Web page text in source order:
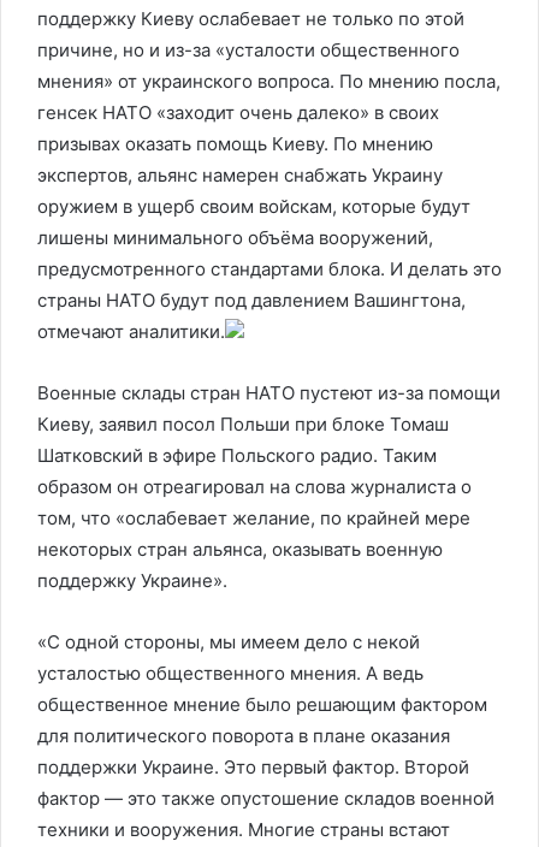
поддержку Киеву ослабевает не только по этой
причине, но и из-за «усталости общественного
мнения» от украинского вопроса. По мнению посла,
генсек НАТО «заходит очень далеко» в своих
призывах оказать помощь Киеву. По мнению
экспертов, альянс намерен снабжать Украину
оружием в ущерб своим войскам, которые будут
лишены минимального объёма вооружений,
предусмотренного стандартами блока. И делать это
страны НАТО будут под давлением Вашингтона,
отмечают аналитики.
Военные склады стран НАТО пустеют из-за помощи
Киеву, заявил посол Польши при блоке Томаш
Шатковский в эфире Польского радио. Таким
образом он отреагировал на слова журналиста о
том, что «ослабевает желание, по крайней мере
некоторых стран альянса, оказывать военную
поддержку Украине».
«С одной стороны, мы имеем дело с некой
усталостью общественного мнения. А ведь
общественное мнение было решающим фактором
для политического поворота в плане оказания
поддержки Украине. Это первый фактор. Второй
фактор — это также опустошение складов военной
техники и вооружения. Многие страны встают